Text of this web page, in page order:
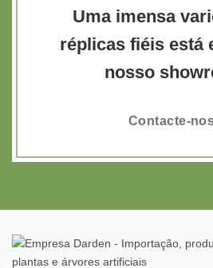
Uma imensa
réplicas fiéis está
nosso
Contacte-